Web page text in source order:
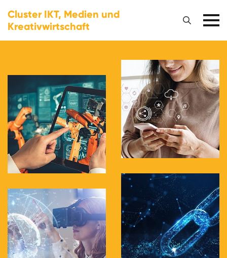
Cluster IKT, Medien und
Kreativwirtschaft